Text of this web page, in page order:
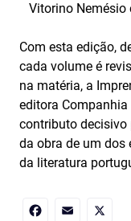
Vitorino Nemésio
Com esta edição,
cada volume é
na matéria, a
editora
contributo decisivo
da obra de um dos
da literatura